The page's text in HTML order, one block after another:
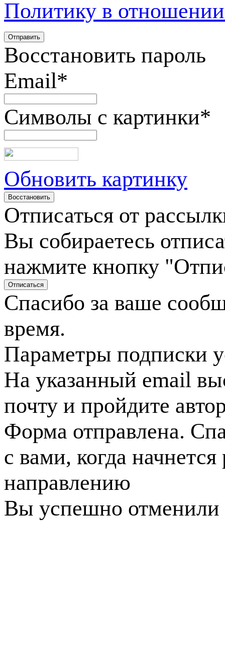
Политику в
Восстановить пароль
Email*
Символы с картинки*
Обновить картинку
Отписаться от
Вы собираетесь
нажмите кнопку
Спасибо за ваше
время.
Параметры подписки
На указанный email
почту и пройдите
Форма отправлена.
с вами, когда
направлению
Вы успешно отменили